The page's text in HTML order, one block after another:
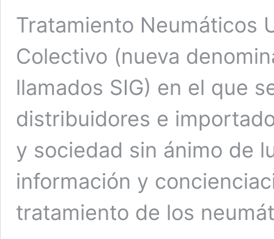
Tratamiento Neumáticos
Colectivo (nueva
llamados SIG) en el que
distribuidores e
y sociedad sin ánimo de
información y
tratamiento de los